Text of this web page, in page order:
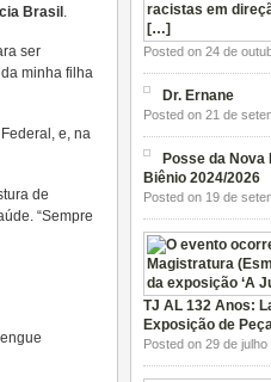
Brasil .
ser
minha filha
e, na
de
“Sempre
Posted on 24 de
Dr. Ernane
Posted on 21 de
Posse da Nova
Biênio 2024/2026
Posted on 19 de
TJ AL 132 Anos:
Exposição de
Posted on 29 de julho